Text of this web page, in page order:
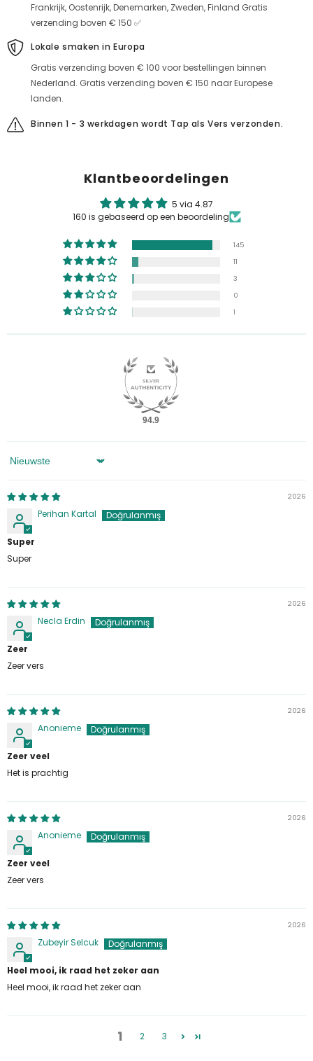
Frankrijk, Oostenrijk, Denemarken, Zweden, Finland Gratis
verzending boven € 150 ✅
Lokale smaken in Europa
Gratis verzending boven € 100 voor bestellingen binnen
Nederland. Gratis verzending boven € 150 naar Europese
landen.
Binnen 1 - 3 werkdagen wordt Tap als Vers verzonden.
Klantbeoordelingen
5 via 4.87
160 is gebaseerd op een beoordeling
145
11
3
0
1
94.9
Sorteren Op
2026
Perihan Kartal
Super
Super
2026
Necla Erdin
Zeer
Zeer vers
2026
Anonieme
Zeer veel
Het is prachtig
2026
Anonieme
Zeer veel
Zeer vers
2026
Zubeyir Selcuk
Heel mooi, ik raad het zeker aan
Heel mooi, ik raad het zeker aan
1 2 3